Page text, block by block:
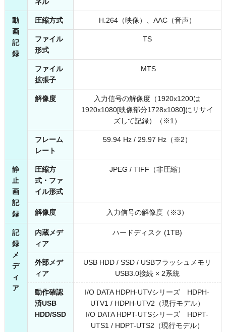
ネル
動
画
記
録
圧縮方式 H.264（映像）、AAC（音声）
ファイル
形式
TS
ファイル
拡張子
.MTS
解像度
入力信号の解像度（1920x1200は
1920x1080[映像部分1728x1080]にリサイ
ズして記録）（※1）
フレーム
レート
59.94 Hz / 29.97 Hz（※2）
静
止
画
記
録
圧縮方
式・ファ
イル形式
JPEG / TIFF（非圧縮）
解像度 入力信号の解像度（※3）
記
録
メ
デ
ィ
ア
内蔵メデ
ィア
ハードディスク (1TB)
外部メデ
ィア
USB HDD / SSD / USBフラッシュメモリ
USB3.0接続 × 2系統
動作確認
済USB
HDD/SSD
I/O DATA HDPH-UTVシリーズ HDPH-
UTV1 / HDPH-UTV2（現行モデル）
I/O DATA HDPT-UTSシリーズ HDPT-
UTS1 / HDPT-UTS2（現行モデル）